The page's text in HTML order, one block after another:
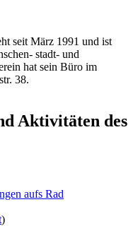
seit März 1991 und ist
stadt- und
hat sein Büro im
38.
Aktivitäten des
aufs Rad
)